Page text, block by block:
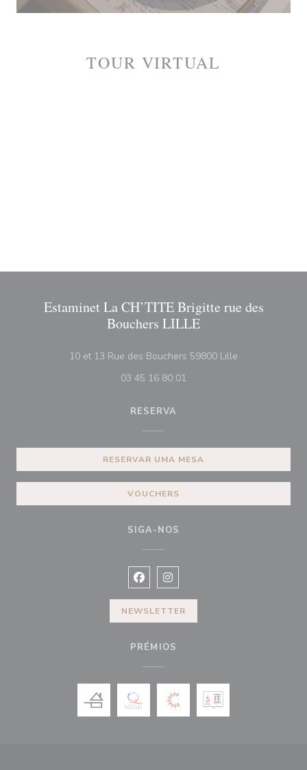
TOUR VIRTUAL
Estaminet La CH’TITE Brigitte rue des
Bouchers LILLE
10 et 13 Rue des Bouchers 59800 Lille
03 45 16 80 01
RESERVA
RESERVAR UMA MESA
VOUCHERS
SIGA-NOS
Facebook ((abre numa nova janela))
Instagram ((abre numa nova
NEWSLETTER
PRÉMIOS